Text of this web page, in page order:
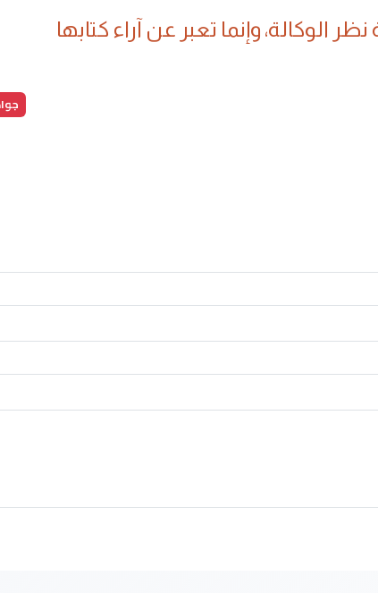
الوكالة، وإنما تعبر عن آراء كتابها